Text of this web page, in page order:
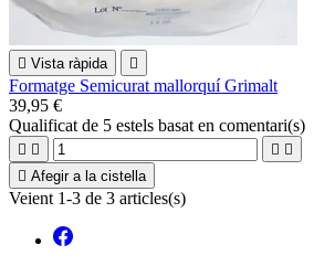
 Vista ràpida 
Formatge Semicurat mallorquí Grimalt
39,95 €
Qualificat de 5 estels basat en comentari(s)
   
 Afegir a la cistella
Veient 1-3 de 3 articles(s)